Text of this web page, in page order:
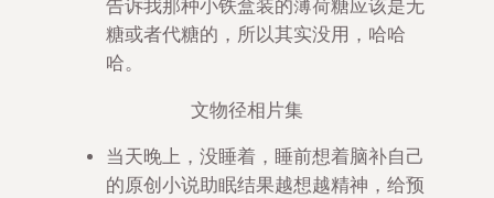
告诉我那种小铁盒装的薄荷糖应该是无
糖或者代糖的，所以其实没用，哈哈
哈。
文物径相片集
当天晚上，没睡着，睡前想着脑补自己
的原创小说助眠结果越想越精神，给预